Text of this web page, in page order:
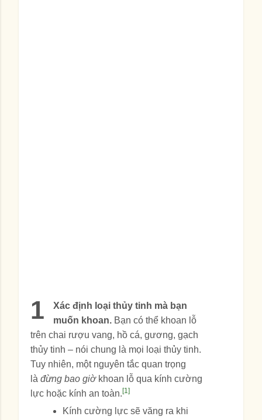
1
Xác định loại thủy tinh mà bạn
muốn khoan. Bạn có thể khoan lỗ
trên chai rượu vang, hồ cá, gương, gạch
thủy tinh – nói chung là mọi loại thủy tinh.
Tuy nhiên, một nguyên tắc quan trọng
là đừng bao giờkhoan lỗ qua kính cường
lực hoặc kính an toàn. [1]
Kính cường lực sẽ văng ra khi